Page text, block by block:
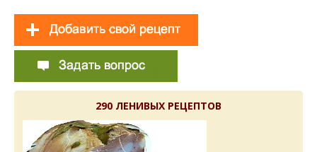
290 ЛЕНИВЫХ РЕЦЕПТОВ